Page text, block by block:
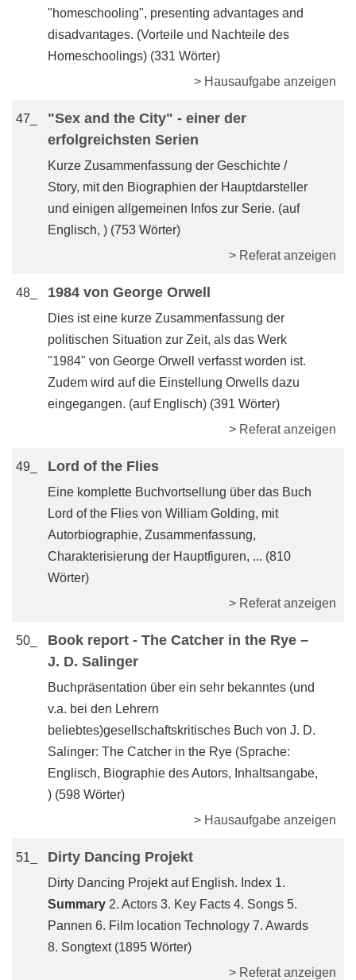
"homeschooling", presenting advantages and
disadvantages. (Vorteile und Nachteile des
Homeschoolings) (331 Wörter)
> Hausaufgabe anzeigen
47_
"Sex and the City" - einer der
erfolgreichsten Serien
Kurze Zusammenfassung der Geschichte /
Story, mit den Biographien der Hauptdarsteller
und einigen allgemeinen Infos zur Serie. (auf
Englisch, ) (753 Wörter)
> Referat anzeigen
48_ 1984 von George Orwell
Dies ist eine kurze Zusammenfassung der
politischen Situation zur Zeit, als das Werk
"1984" von George Orwell verfasst worden ist.
Zudem wird auf die Einstellung Orwells dazu
eingegangen. (auf Englisch) (391 Wörter)
> Referat anzeigen
49_ Lord of the Flies
Eine komplette Buchvortsellung über das Buch
Lord of the Flies von William Golding, mit
Autorbiographie, Zusammenfassung,
Charakterisierung der Hauptfiguren, ... (810
Wörter)
> Referat anzeigen
50_
Book report - The Catcher in the Rye –
J. D. Salinger
Buchpräsentation über ein sehr bekanntes (und
v.a. bei den Lehrern
beliebtes)gesellschaftskritisches Buch von J. D.
Salinger: The Catcher in the Rye (Sprache:
Englisch, Biographie des Autors, Inhaltsangabe,
) (598 Wörter)
> Hausaufgabe anzeigen
51_ Dirty Dancing Projekt
Dirty Dancing Projekt auf English. Index 1.
Summary 2. Actors 3. Key Facts 4. Songs 5.
Pannen 6. Film location Technology 7. Awards
8. Songtext (1895 Wörter)
> Referat anzeigen